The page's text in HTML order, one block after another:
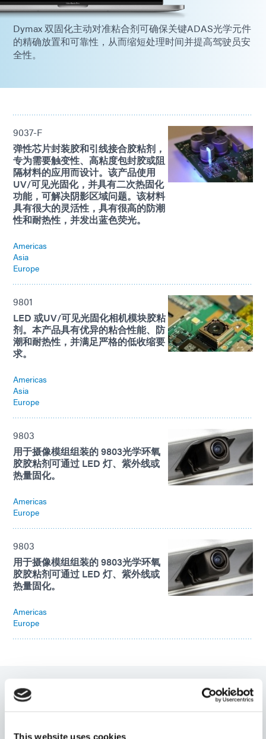
This website uses cookies
Dymax 双固化主动对准粘合剂可确保关键ADAS光学元件
的精确放置和可靠性，从而缩短处理时间并提高驾驶员安
全性。
9037-F
弹性芯片封装胶和引线接合胶粘剂，
专为需要触变性、高粘度包封胶或阻
隔材料的应用而设计。该产品使用
UV/可见光固化，并具有二次热固化
功能，可解决阴影区域问题。该材料
具有很大的灵活性，具有很高的防潮
性和耐热性，并发出蓝色荧光。
Americas
Asia
Europe
9801
LED 或UV/可见光固化相机模块胶粘
剂。本产品具有优异的粘合性能、防
潮和耐热性，并满足严格的低收缩要
求。
Americas
Asia
Europe
9803
用于摄像模组组装的 9803光学环氧
胶胶粘剂可通过 LED 灯、紫外线或
热量固化。
Americas
Europe
9803
用于摄像模组组装的 9803光学环氧
胶胶粘剂可通过 LED 灯、紫外线或
热量固化。
Americas
Europe